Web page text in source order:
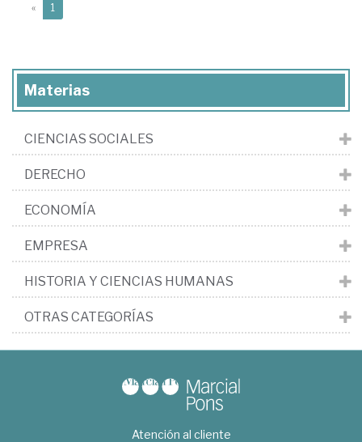
« 1
Materias
CIENCIAS SOCIALES
DERECHO
ECONOMÍA
EMPRESA
HISTORIA Y CIENCIAS HUMANAS
OTRAS CATEGORÍAS
Atención al cliente